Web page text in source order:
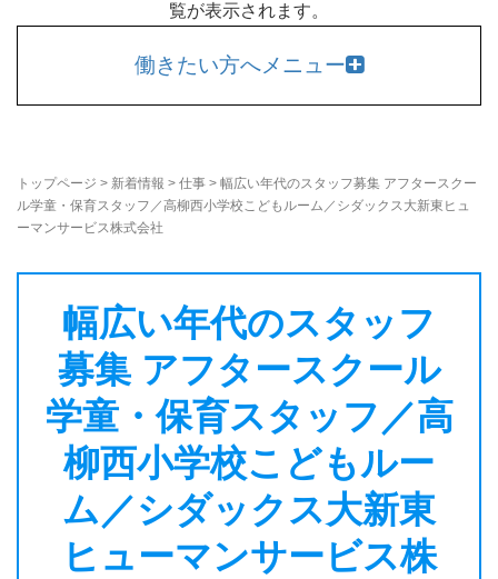
覧が表示されます。
働きたい方へメニュー
トップページ > 新着情報 > 仕事 > 幅広い年代のスタッフ募集 アフタースクー
ル学童・保育スタッフ／高柳西小学校こどもルーム／シダックス大新東ヒュ
ーマンサービス株式会社
幅広い年代のスタッフ
募集 アフタースクール
学童・保育スタッフ／高
柳西小学校こどもルー
ム／シダックス大新東
ヒューマンサービス株